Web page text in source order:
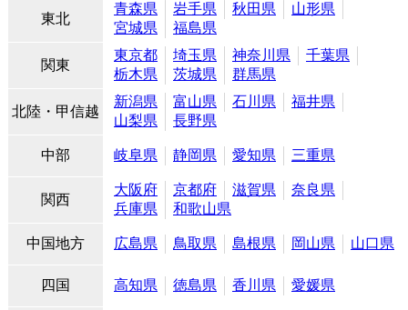
東北
青森県 岩手県 秋田県
山形県
宮城県
福島県
関東
東京都 埼玉県 神奈川県
千葉県
栃木県
茨城県 群馬県
北陸・甲信越
新潟県 富山県 石川県
福井県
山梨県
長野県
中部 岐阜県 静岡県 愛知県 三重県
関西
大阪府 京都府 滋賀県
奈良県
兵庫県
和歌山県
中国地方 広島県 鳥取県 島根県 岡山県 山口県
四国 高知県 徳島県 香川県 愛媛県